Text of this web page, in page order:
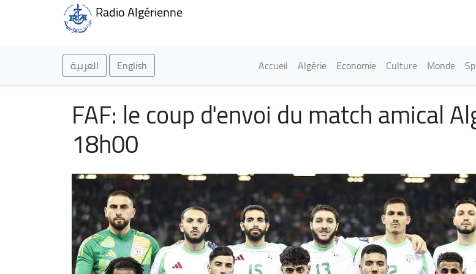
Radio Algérienne
العربية English Main navigation
Accueil Algérie Economie Culture Monde
FAF: le coup d'envoi du match amical
18h00